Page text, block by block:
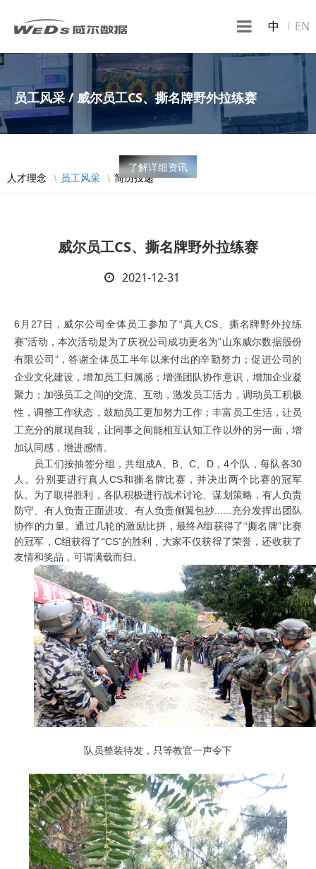
中 EN
员工风采 / 威尔员工CS、撕名牌野外拉练赛
人才理念 员工风采 简历投递
威尔员工CS、撕名牌野外拉练赛
2021-12-31
6月27日，威尔公司全体员工参加了“真人CS、撕名牌野外拉练
赛”活动，本次活动是为了庆祝公司成功更名为“山东威尔数据股份
有限公司”，答谢全体员工半年以来付出的辛勤努力；促进公司的
企业文化建设，增加员工归属感；增强团队协作意识，增加企业凝
聚力；加强员工之间的交流、互动，激发员工活力，调动员工积极
性，调整工作状态，鼓励员工更加努力工作；丰富员工生活，让员
工充分的展现自我，让同事之间能相互认知工作以外的另一面，增
加认同感，增进感情。
员工们按抽签分组，共组成A、B、C、D，4个队，每队各30
人。分别要进行真人CS和撕名牌比赛，并决出两个比赛的冠军
队。为了取得胜利，各队积极进行战术讨论、谋划策略，有人负责
防守、有人负责正面进攻、有人负责侧翼包抄......充分发挥出团队
协作的力量。通过几轮的激励比拼，最终A组获得了“撕名牌”比赛
的冠军，C组获得了“CS”的胜利，大家不仅获得了荣誉，还收获了
友情和奖品，可谓满载而归。
队员整装待发，只等教官一声令下
了解详细资讯